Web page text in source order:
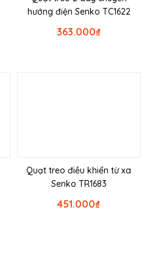
hướng điện Senko TC1622
₫
363.000
Quạt treo điều khiển từ xa
Senko TR1683
₫
451.000